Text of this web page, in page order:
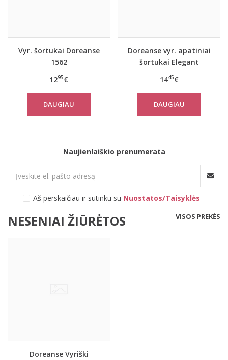
Vyr. šortukai Doreanse
1562
1295€
DAUGIAU
Doreanse vyr. apatiniai
šortukai Elegant
1445€
DAUGIAU
Naujienlaiškio prenumerata
Aš perskaičiau ir sutinku su Nuostatos/Taisyklės
NESENIAI ŽIŪRĖTOS VISOS PREKĖS
Doreanse Vyriški